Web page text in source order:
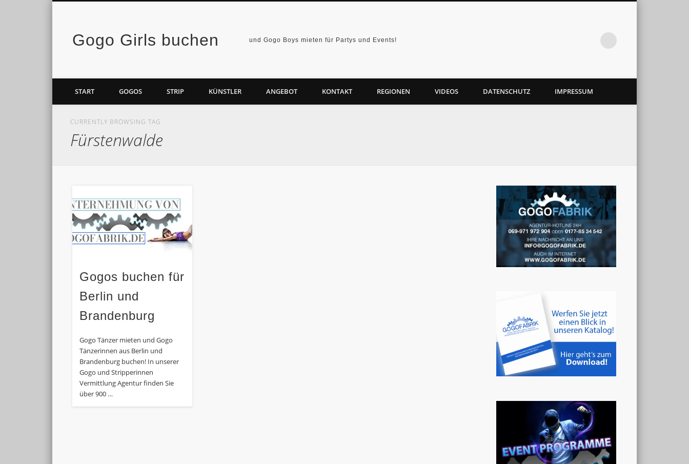
Gogo Girls buchen und Gogo Boys mieten für Partys und Events!
FacebookVimeo
START GOGOS STRIP KÜNSTLER ANGEBOT KONTAKT REGIONEN VIDEOS DATENSCHUTZ IMPRESSUM
CURRENTLY BROWSING TAG
Fürstenwalde
Gogos buchen für
Berlin und
Brandenburg
Gogo Tänzer mieten und Gogo
Tänzerinnen aus Berlin und
Brandenburg buchen! In unserer
Gogo und Stripperinnen
Vermittlung Agentur finden Sie
über 900 …